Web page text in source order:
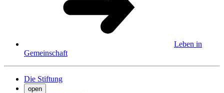
Leben in
Gemeinschaft
Die Stiftung
open